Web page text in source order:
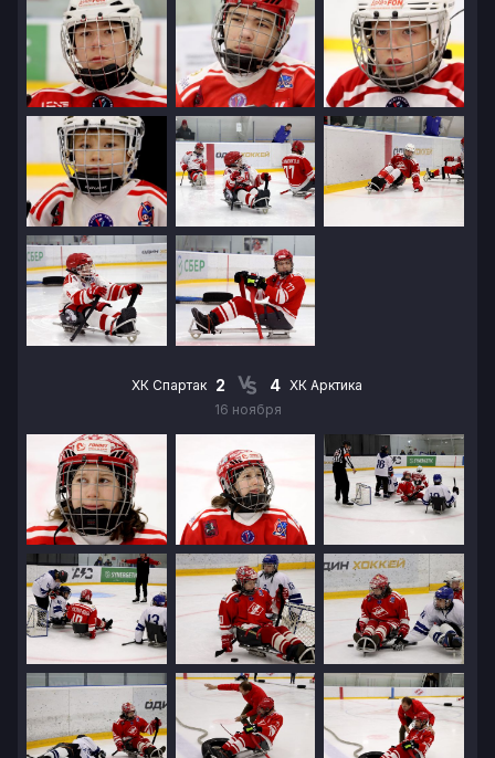
16 ноября
ХК Спартак 2 4 ХК Арктика